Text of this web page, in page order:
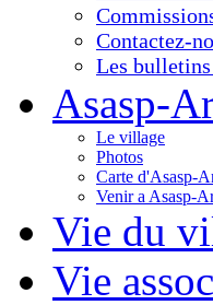
Contactez-
Les
Asasp-
Le village
Photos
Carte d'Asasp-
Venir a Asasp-
Vie du
Vie